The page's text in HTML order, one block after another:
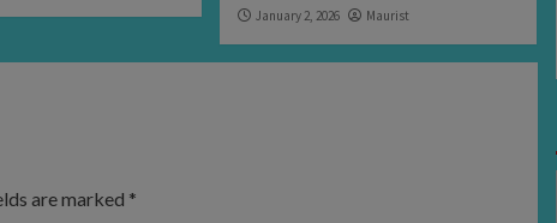
January 2, 2026 Maurist
are marked *